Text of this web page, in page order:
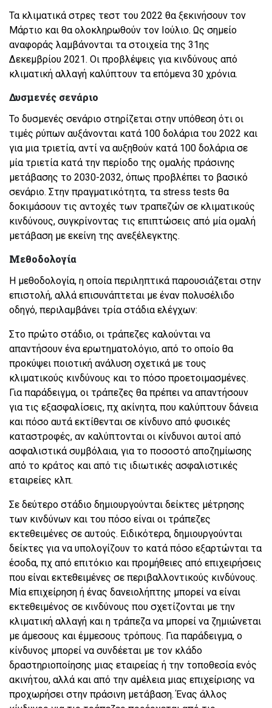
Τα κλιματικά στρες τεστ του 2022 θα ξεκινήσουν τον
Μάρτιο και θα ολοκληρωθούν τον Ιούλιο. Ως σημείο
αναφοράς λαμβάνονται τα στοιχεία της 31ης
Δεκεμβρίου 2021. Οι προβλέψεις για κινδύνους από
κλιματική αλλαγή καλύπτουν τα επόμενα 30 χρόνια.
Δυσμενές σενάριο
Το δυσμενές σενάριο στηρίζεται στην υπόθεση ότι οι
τιμές ρύπων αυξάνονται κατά 100 δολάρια του 2022 και
για μια τριετία, αντί να αυξηθούν κατά 100 δολάρια σε
μία τριετία κατά την περίοδο της ομαλής πράσινης
μετάβασης το 2030-2032, όπως προβλέπει το βασικό
σενάριο. Στην πραγματικότητα, τα stress tests θα
δοκιμάσουν τις αντοχές των τραπεζών σε κλιματικούς
κινδύνους, συγκρίνοντας τις επιπτώσεις από μία ομαλή
μετάβαση με εκείνη της ανεξέλεγκτης.
Μεθοδολογία
Η μεθοδολογία, η οποία περιληπτικά παρουσιάζεται στην
επιστολή, αλλά επισυνάπτεται με έναν πολυσέλιδο
οδηγό, περιλαμβάνει τρία στάδια ελέγχων:
Στο πρώτο στάδιο, οι τράπεζες καλούνται να
απαντήσουν ένα ερωτηματολόγιο, από το οποίο θα
προκύψει ποιοτική ανάλυση σχετικά με τους
κλιματικούς κινδύνους και το πόσο προετοιμασμένες.
Για παράδειγμα, οι τράπεζες θα πρέπει να απαντήσουν
για τις εξασφαλίσεις, πχ ακίνητα, που καλύπτουν δάνεια
και πόσο αυτά εκτίθενται σε κίνδυνο από φυσικές
καταστροφές, αν καλύπτονται οι κίνδυνοι αυτοί από
ασφαλιστικά συμβόλαια, για το ποσοστό αποζημίωσης
από το κράτος και από τις ιδιωτικές ασφαλιστικές
εταιρείες κλπ.
Σε δεύτερο στάδιο δημιουργούνται δείκτες μέτρησης
των κινδύνων και του πόσο είναι οι τράπεζες
εκτεθειμένες σε αυτούς. Ειδικότερα, δημιουργούνται
δείκτες για να υπολογίζουν το κατά πόσο εξαρτώνται τα
έσοδα, πχ από επιτόκιο και προμήθειες από επιχειρήσεις
που είναι εκτεθειμένες σε περιβαλλοντικούς κινδύνους.
Μία επιχείρηση ή ένας δανειολήπτης μπορεί να είναι
εκτεθειμένος σε κινδύνους που σχετίζονται με την
κλιματική αλλαγή και η τράπεζα να μπορεί να ζημιώνεται
με άμεσους και έμμεσους τρόπους. Για παράδειγμα, ο
κίνδυνος μπορεί να συνδέεται με τον κλάδο
δραστηριοποίησης μιας εταιρείας ή την τοποθεσία ενός
ακινήτου, αλλά και από την αμέλεια μιας επιχείρισης να
προχωρήσει στην πράσινη μετάβαση. Ένας άλλος